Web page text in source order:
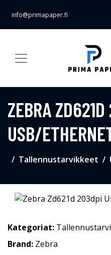
info@primapaper.fi
ZEBRA
USB/
Tallennustarvikkeet
Kategoriat:
Brand: Zebra